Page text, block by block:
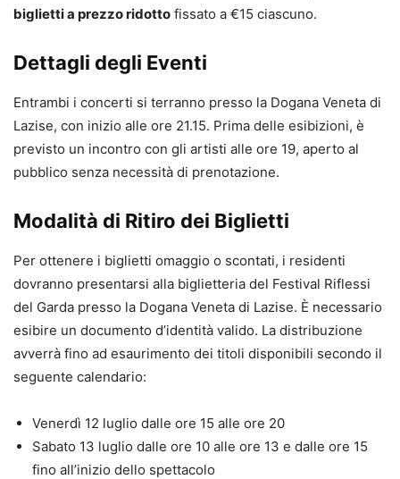
biglietti a prezzo ridotto fissato a €15 ciascuno.
Dettagli degli Eventi
Entrambi i concerti si terranno presso la Dogana Veneta di
Lazise, con inizio alle ore 21.15. Prima delle esibizioni, è
previsto un incontro con gli artisti alle ore 19, aperto al
pubblico senza necessità di prenotazione.
Modalità di Ritiro dei Biglietti
Per ottenere i biglietti omaggio o scontati, i residenti
dovranno presentarsi alla biglietteria del Festival Riflessi
del Garda presso la Dogana Veneta di Lazise. È necessario
esibire un documento d’identità valido. La distribuzione
avverrà fino ad esaurimento dei titoli disponibili secondo il
seguente calendario:
Venerdì 12 luglio dalle ore 15 alle ore 20
Sabato 13 luglio dalle ore 10 alle ore 13 e dalle ore 15
fino all’inizio dello spettacolo